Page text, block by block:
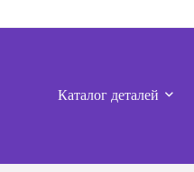
Каталог деталей